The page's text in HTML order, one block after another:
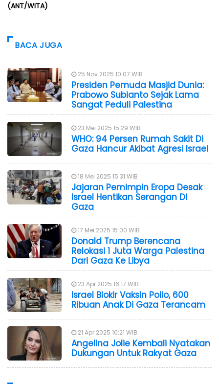
(ANT/WITA)
BACA JUGA
25 Nov 2025 10:07 WIB
Presiden Pemuda Masjid Dunia:
Prabowo Subianto Sejak Lama
Sangat Peduli Palestina
23 Mei 2025 15:29 WIB
WHO: 94 Persen Rumah Sakit Di
Gaza Hancur Akibat Agresi Israel
18 Mei 2025 15:31 WIB
Jajaran Pemimpin Eropa Desak
Israel Hentikan Serangan Di
Gaza
17 Mei 2025 15:00 WIB
Donald Trump Berencana
Relokasi 1 Juta Warga Palestina
Dari Gaza Ke Libya
23 Apr 2025 16:17 WIB
Israel Blokir Vaksin Polio, 600
Ribuan Anak Di Gaza Terancam
21 Apr 2025 10:21 WIB
Angelina Jolie Kembali Nyatakan
Dukungan Untuk Rakyat Gaza